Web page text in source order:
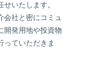
いたします。
会社と密にコミュ
開発用地や投資物
っていただきま